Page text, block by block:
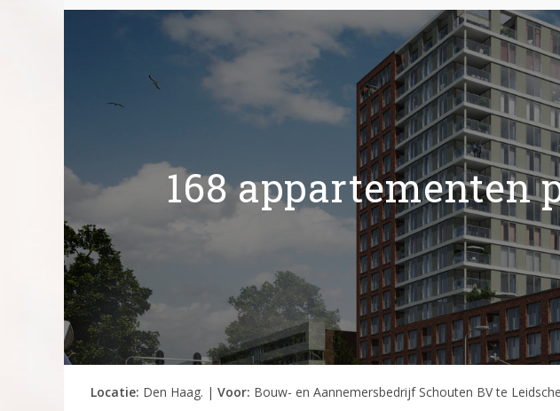
168 appartementen
Locatie: Den Haag. | Voor: Bouw- en Aannemersbedrijf Schouten BV te